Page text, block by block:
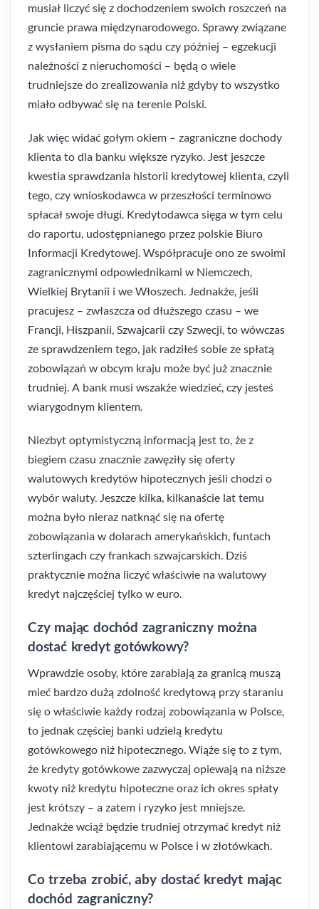
musiał liczyć się z dochodzeniem swoich roszczeń na
gruncie prawa międzynarodowego. Sprawy związane
z wysłaniem pisma do sądu czy później – egzekucji
należności z nieruchomości – będą o wiele
trudniejsze do zrealizowania niż gdyby to wszystko
miało odbywać się na terenie Polski.
Jak więc widać gołym okiem – zagraniczne dochody
klienta to dla banku większe ryzyko. Jest jeszcze
kwestia sprawdzania historii kredytowej klienta, czyli
tego, czy wnioskodawca w przeszłości terminowo
spłacał swoje długi. Kredytodawca sięga w tym celu
do raportu, udostępnianego przez polskie Biuro
Informacji Kredytowej. Współpracuje ono ze swoimi
zagranicznymi odpowiednikami w Niemczech,
Wielkiej Brytanii i we Włoszech. Jednakże, jeśli
pracujesz – zwłaszcza od dłuższego czasu – we
Francji, Hiszpanii, Szwajcarii czy Szwecji, to wówczas
ze sprawdzeniem tego, jak radziłeś sobie ze spłatą
zobowiązań w obcym kraju może być już znacznie
trudniej. A bank musi wszakże wiedzieć, czy jesteś
wiarygodnym klientem.
Niezbyt optymistyczną informacją jest to, że z
biegiem czasu znacznie zawęziły się oferty
walutowych kredytów hipotecznych jeśli chodzi o
wybór waluty. Jeszcze kilka, kilkanaście lat temu
można było nieraz natknąć się na ofertę
zobowiązania w dolarach amerykańskich, funtach
szterlingach czy frankach szwajcarskich. Dziś
praktycznie można liczyć właściwie na walutowy
kredyt najczęściej tylko w euro.
Czy mając dochód zagraniczny można
dostać kredyt gotówkowy?
Wprawdzie osoby, które zarabiają za granicą muszą
mieć bardzo dużą zdolność kredytową przy staraniu
się o właściwie każdy rodzaj zobowiązania w Polsce,
to jednak częściej banki udzielą kredytu
gotówkowego niż hipotecznego. Wiąże się to z tym,
że kredyty gotówkowe zazwyczaj opiewają na niższe
kwoty niż kredytu hipoteczne oraz ich okres spłaty
jest krótszy – a zatem i ryzyko jest mniejsze.
Jednakże wciąż będzie trudniej otrzymać kredyt niż
klientowi zarabiającemu w Polsce i w złotówkach.
Co trzeba zrobić, aby dostać kredyt mając
dochód zagraniczny?